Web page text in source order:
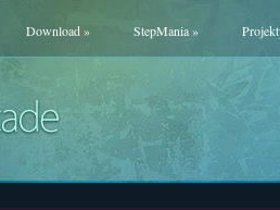
Download» StepMania»